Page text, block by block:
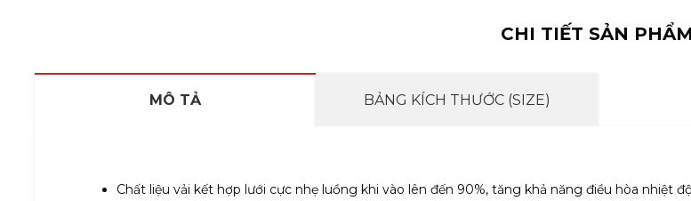
CHI TIẾT SẢN PHẨM
MÔ TẢ BẢNG KÍCH THƯỚC (SIZE)
Chất liệu vải kết hợp lưới cực nhẹ luồng khi vào lên đến 90%, tăng khả năng điều hòa nhiệt